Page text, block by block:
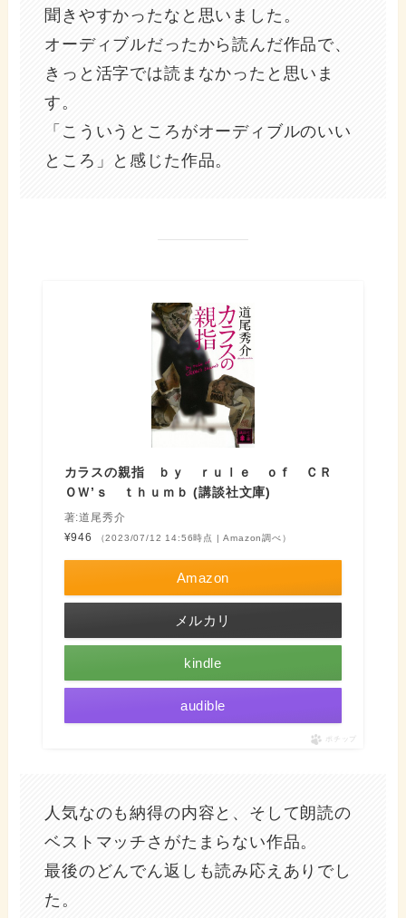
聞きやすかったなと思いました。
オーディブルだったから読んだ作品で、
きっと活字では読まなかったと思いま
す。
「こういうところがオーディブルのいい
ところ」と感じた作品。
カラスの親指 ｂｙ ｒｕｌｅ ｏｆ ＣＲ
ＯＷ’ｓ ｔｈｕｍｂ (講談社文庫)
著:道尾秀介
¥946
（2023/07/12 14:56時点 | Amazon調べ）
Amazon
メルカリ
kindle
audible
ポチップ
人気なのも納得の内容と、そして朗読の
ベストマッチさがたまらない作品。
最後のどんでん返しも読み応えありでし
た。